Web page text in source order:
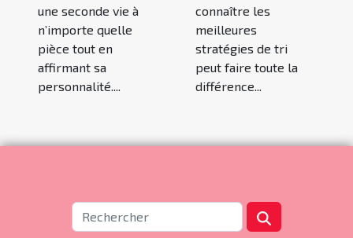
une seconde vie à
n’importe quelle
pièce tout en
affirmant sa
personnalité....
connaître les
meilleures
stratégies de tri
peut faire toute la
différence...